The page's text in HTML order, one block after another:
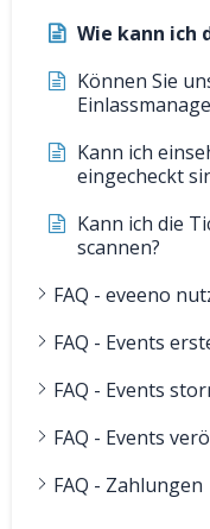
Wie kann ich
Können Sie
Kann ich
eingecheckt
Kann ich die
scannen?
FAQ - eveeno
FAQ - Events
FAQ - Events
FAQ - Events
FAQ - Zahlungen